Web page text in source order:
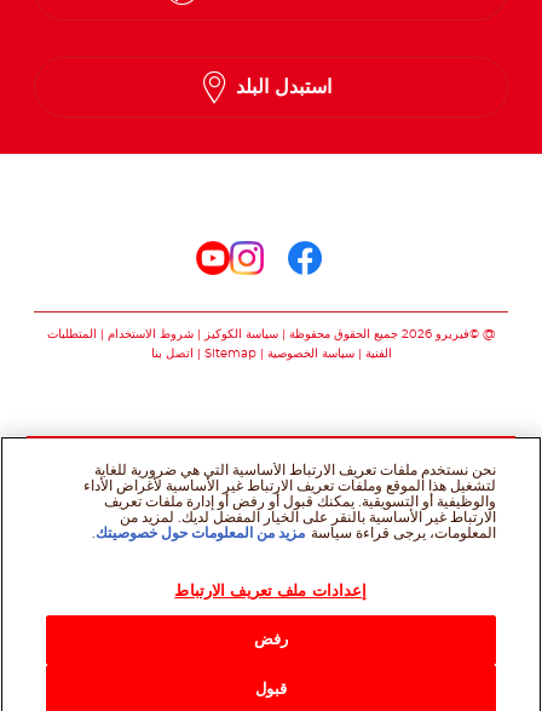
استبدل البلد
@ ©فيريرو 2026 جميع الحقوق محفوظة سياسة الكوكيز شروط الاستخدام
المتطلبات
الفنية
سياسة الخصوصية Sitemap اتصل بنا
نحن نستخدم ملفات تعريف الارتباط الأساسية التي هي ضرورية للغاية
لتشغيل هذا الموقع وملفات تعريف الارتباط غير الأساسية لأغراض الأداء
والوظيفية أو التسويقية. يمكنك قبول أو رفض أو إدارة ملفات تعريف
الارتباط غير الأساسية بالنقر على الخيار المفضل لديك. لمزيد من
المعلومات، يرجى قراءة سياسة مزيد من المعلومات حول خصوصيتك
إعدادات ملف تعريف الارتباط
رفض
قبول